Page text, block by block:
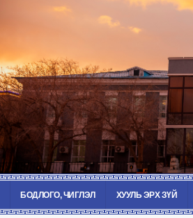
БОДЛОГО, ЧИГЛЭЛ ХУУЛЬ ЭРХ ЗҮЙ